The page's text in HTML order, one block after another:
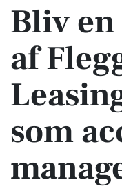
Bliv
af
som